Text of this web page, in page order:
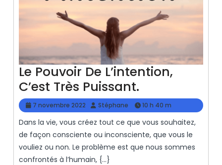
Le Pouvoir De L’intention,
C’est Très Puissant.
Pouvoir
De
L’intention,
C’est
7 novembre 2022
7
novembre
2022
Stéphane Stéphane
10 h 40 m
Dans la vie, vous créez tout ce que vous souhaitez,
de façon consciente ou inconsciente, que vous le
vouliez ou non. Le problème est que nous sommes
confrontés à l’humain, {...}